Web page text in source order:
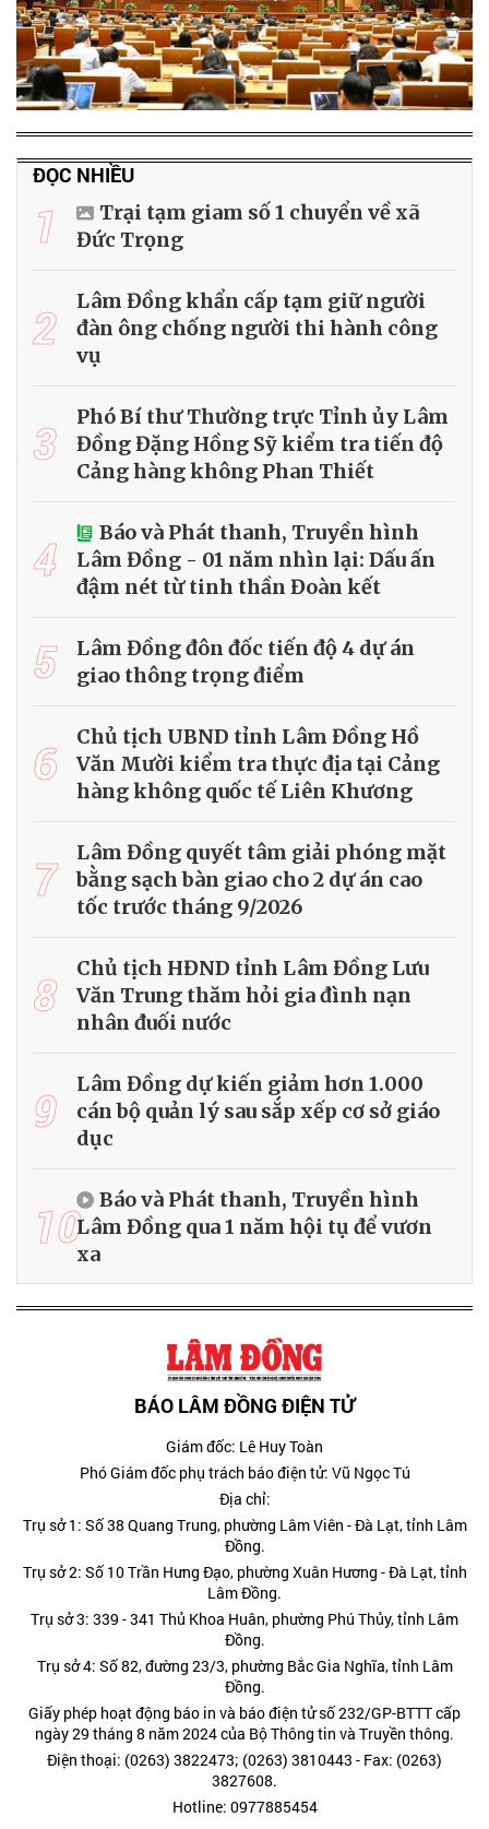
ĐỌC NHIỀU
1
Trại tạm giam số 1 chuyển về xã
Đức Trọng
2
Lâm Đồng khẩn cấp tạm giữ người
đàn ông chống người thi hành công
vụ
3
Phó Bí thư Thường trực Tỉnh ủy Lâm
Đồng Đặng Hồng Sỹ kiểm tra tiến độ
Cảng hàng không Phan Thiết
4
Báo và Phát thanh, Truyền hình
Lâm Đồng - 01 năm nhìn lại: Dấu ấn
đậm nét từ tinh thần Đoàn kết
5
Lâm Đồng đôn đốc tiến độ 4 dự án
giao thông trọng điểm
6
Chủ tịch UBND tỉnh Lâm Đồng Hồ
Văn Mười kiểm tra thực địa tại Cảng
hàng không quốc tế Liên Khương
7
Lâm Đồng quyết tâm giải phóng mặt
bằng sạch bàn giao cho 2 dự án cao
tốc trước tháng 9/2026
8
Chủ tịch HĐND tỉnh Lâm Đồng Lưu
Văn Trung thăm hỏi gia đình nạn
nhân đuối nước
9
Lâm Đồng dự kiến giảm hơn 1.000
cán bộ quản lý sau sắp xếp cơ sở giáo
dục
10
Báo và Phát thanh, Truyền hình
Lâm Đồng qua 1 năm hội tụ để vươn
xa
BÁO LÂM ĐỒNG ĐIỆN TỬ
Giám đốc: Lê Huy Toàn
Phó Giám đốc phụ trách báo điện tử: Vũ Ngọc Tú
Địa chỉ:
Trụ sở 1: Số 38 Quang Trung, phường Lâm Viên - Đà Lạt, tỉnh Lâm
Đồng.
Trụ sở 2: Số 10 Trần Hưng Đạo, phường Xuân Hương - Đà Lạt, tỉnh
Lâm Đồng.
Trụ sở 3: 339 - 341 Thủ Khoa Huân, phường Phú Thủy, tỉnh Lâm
Đồng.
Trụ sở 4: Số 82, đường 23/3, phường Bắc Gia Nghĩa, tỉnh Lâm
Đồng.
Giấy phép hoạt động báo in và báo điện tử số 232/GP-BTTT cấp
ngày 29 tháng 8 năm 2024 của Bộ Thông tin và Truyền thông.
Điện thoại: (0263) 3822473; (0263) 3810443 - Fax: (0263)
3827608.
Hotline: 0977885454